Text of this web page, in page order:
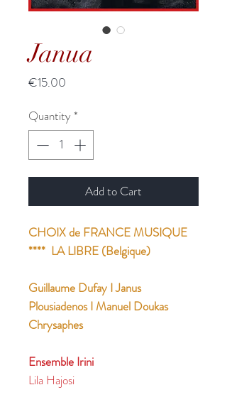
Janua
€15.00
Quantity *
Add to Cart
CHOIX de FRANCE MUSIQUE
**** LA LIBRE (Belgique)
Guillaume Dufay I Janus
Plousiadenos I Manuel Doukas
Chrysaphes
Ensemble Irini
Lila Hajosi